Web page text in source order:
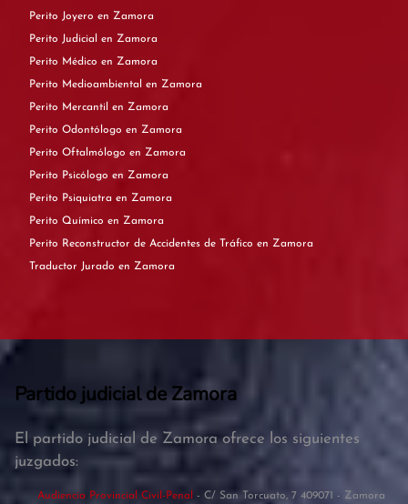
Perito Joyero en Zamora
Perito Judicial en Zamora
Perito Médico en Zamora
Perito Medioambiental en Zamora
Perito Mercantil en Zamora
Perito Odontólogo en Zamora
Perito Oftalmólogo en Zamora
Perito Psicólogo en Zamora
Perito Psiquiatra en Zamora
Perito Químico en Zamora
Perito Reconstructor de Accidentes de Tráfico en Zamora
Traductor Jurado en Zamora
Partido judicial de Zamora
El partido judicial de Zamora ofrece los siguientes
juzgados:
Audiencia Provincial Civil-Penal - C/ San Torcuato, 7 409071 - Zamora